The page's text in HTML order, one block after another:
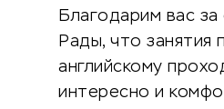
Благодарим вас за
Рады, что занятия
английскому
интересно и